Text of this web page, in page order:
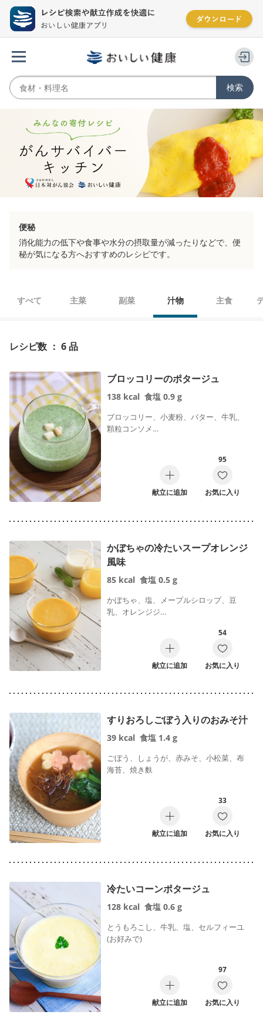
便秘
消化能力の低下や食事や水分の摂取量が減ったりなどで、便
秘が気になる方へおすすめのレシピです。
すべて 主菜 副菜 汁物 主食
レシピ数 ： 6 品
ブロッコリーのポタージュ
138 kcal 食塩 0.9 g
ブロッコリー、小麦粉、バター、牛乳、
顆粒コンソメ…
献立に追加
95
お気に入り
かぼちゃの冷たいスープオレンジ
風味
85 kcal 食塩 0.5 g
かぼちゃ、塩、メープルシロップ、豆
乳、オレンジジ…
献立に追加
54
お気に入り
すりおろしごぼう入りのおみそ汁
39 kcal 食塩 1.4 g
ごぼう、しょうが、赤みそ、小松菜、布
海苔、焼き麩
献立に追加
33
お気に入り
冷たいコーンポタージュ
128 kcal 食塩 0.6 g
とうもろこし、牛乳、塩、セルフィーユ
(お好みで)
献立に追加
97
お気に入り